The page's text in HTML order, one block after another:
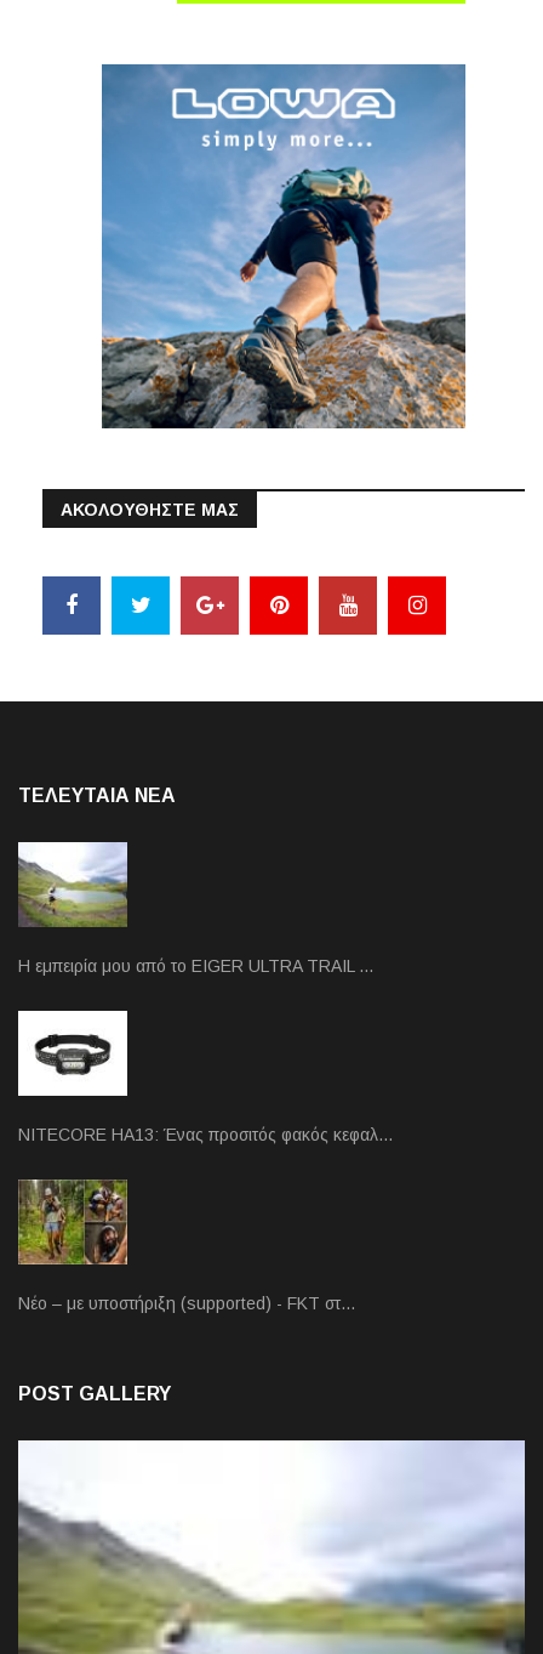
ΑΚΟΛΟΥΘΗΣΤΕ ΜΑΣ
ΤΕΛΕΥΤΑΙΑ NEA
Η εμπειρία μου από το EIGER ULTRA TRAIL …
NITECORE HA13: Ένας προσιτός φακός κεφαλ…
Νέο – με υποστήριξη (supported) - FKT στ…
POST GALLERY